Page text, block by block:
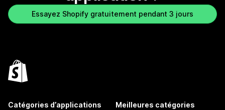
Essayez Shopify gratuitement pendant 3 jours
Catégories d’applications Meilleures catégories